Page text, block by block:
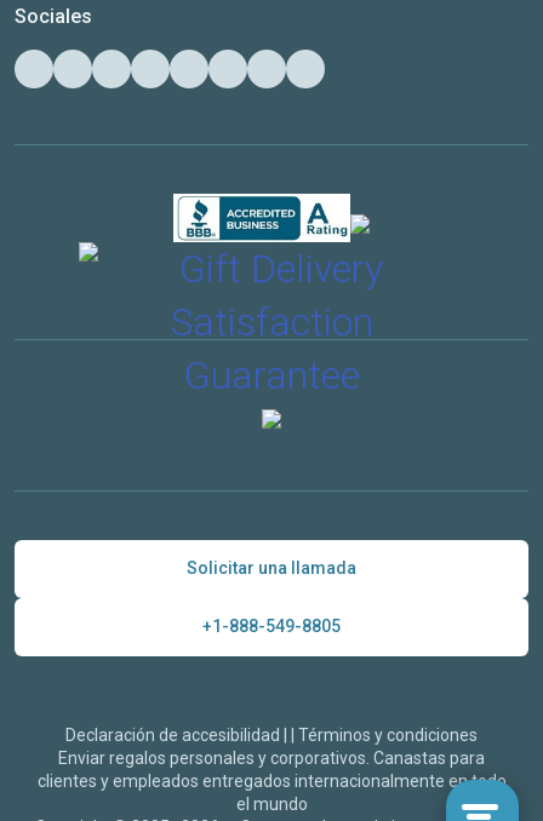
Sociales
Solicitar una llamada
+1-888-549-8805
Declaración de accesibilidad | | Términos y condiciones
Enviar regalos personales y corporativos. Canastas para
clientes y empleados entregados internacionalmente en todo
el mundo